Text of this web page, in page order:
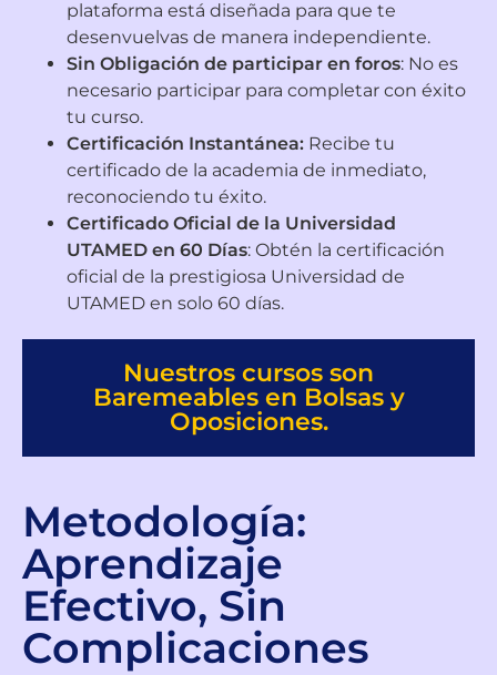
plataforma está diseñada para que te
desenvuelvas de manera independiente.
Sin Obligación de participar en foros: No es
necesario participar para completar con éxito
tu curso.
Certificación Instantánea: Recibe tu
certificado de la academia de inmediato,
reconociendo tu éxito.
Certificado Oficial de la Universidad
UTAMED en 60 Días: Obtén la certificación
oficial de la prestigiosa Universidad de
UTAMED en solo 60 días.
Nuestros cursos son
Baremeables en Bolsas y
Oposiciones.
Metodología:
Aprendizaje
Efectivo, Sin
Complicaciones